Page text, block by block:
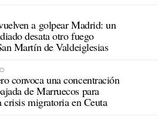
a golpear Madrid: un
desata otro fuego
Martín de Valdeiglesias
convoca una concentración
de Marruecos para
crisis migratoria en Ceuta